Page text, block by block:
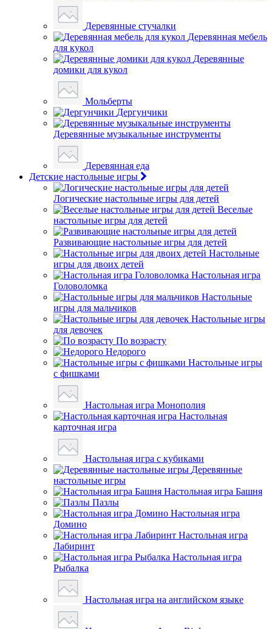
Деревянные стучалки
Деревянная мебель
для кукол
Деревянные
домики для кукол
Мольберты
Дергунчики
Деревянные музыкальные инструменты
Деревянная еда
Детские настольные игры
Логические настольные игры для детей
Веселые
настольные игры для детей
Развивающие настольные игры для детей
Настольные
игры для двоих детей
Настольная игра
Головоломка
Настольные
игры для мальчиков
Настольные игры
для девочек
По возрасту
Недорого
Настольные игры
с фишками
Настольная игра Монополия
Настольная
карточная игра
Настольная игра с кубиками
Деревянные
настольные игры
Настольная игра Башня
Пазлы
Настольная игра
Домино
Настольная игра
Лабиринт
Настольная игра
Рыбалка
Настольная игра на английском языке